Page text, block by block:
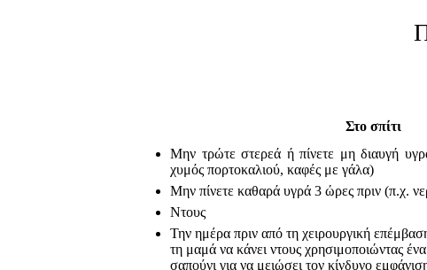
Στο σπίτι
Μην τρώτε στερεά ή πίνετε μη διαυγή
χυμός πορτοκαλιού, καφές με γάλα)
Μην πίνετε καθαρά υγρά 3 ώρες πριν (π.χ.
Ντους
Την ημέρα πριν από τη χειρουργική
τη μαμά να κάνει ντους χρησιμοποιώντας ένα
σαπούνι για να μειώσει τον κίνδυνο